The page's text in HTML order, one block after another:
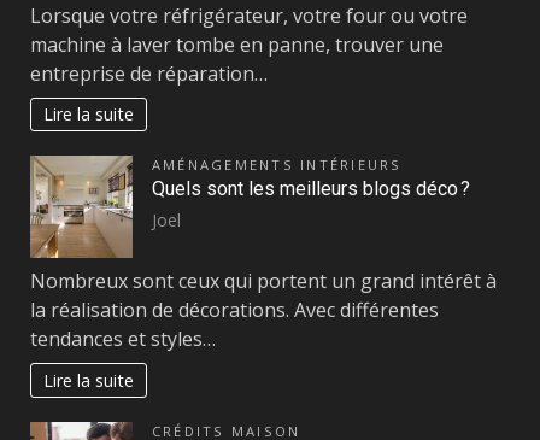
Lorsque votre réfrigérateur, votre four ou votre
machine à laver tombe en panne, trouver une
entreprise de réparation…
Lire la suite
AMÉNAGEMENTS INTÉRIEURS
Quels sont les meilleurs blogs déco ?
Joel
Nombreux sont ceux qui portent un grand intérêt à
la réalisation de décorations. Avec différentes
tendances et styles…
Lire la suite
CRÉDITS MAISON